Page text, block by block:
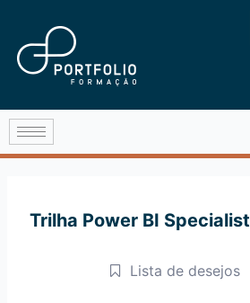
Trilha Power BI Specialist
Lista de desejos